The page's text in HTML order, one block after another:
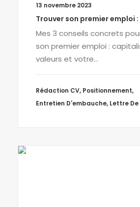
13 novembre 2023
Trouver son premier emploi
Mes 3 conseils concrets
son premier emploi :
valeurs et votre…
Rédaction CV, Positionnement,
Entretien D'embauche, Lettre